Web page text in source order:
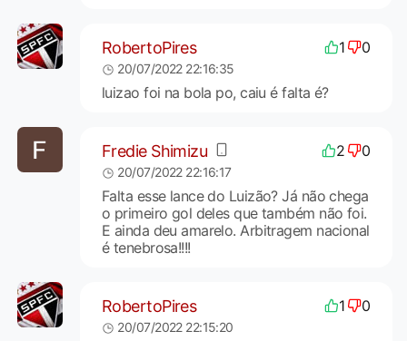
RobertoPires 1 0
20/07/2022 22:16:35
luizao foi na bola po, caiu é falta é?
Fredie Shimizu 2 0
20/07/2022 22:16:17
Falta esse lance do Luizão? Já não chega
o primeiro gol deles que também não foi.
E ainda deu amarelo. Arbitragem nacional
é tenebrosa!!!!
RobertoPires 1 0
20/07/2022 22:15:20